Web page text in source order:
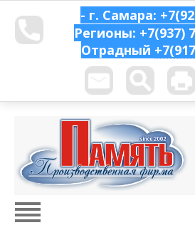
- г. Самара:
Регионы: +7(937)
Отрадный